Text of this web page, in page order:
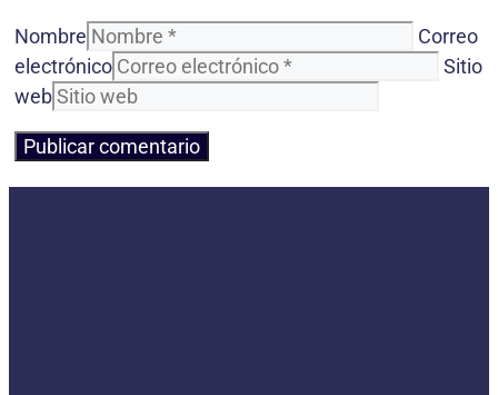
Nombre
Correo
electrónico
Sitio
web